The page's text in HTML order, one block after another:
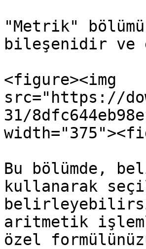
"Metrik"
bileşenidir ve
<figure><img
src="https://
31/
Bu bölümde,
kullanarak
aritmetik
özel